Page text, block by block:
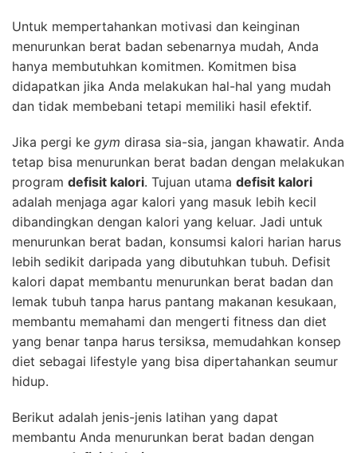
Untuk mempertahankan motivasi dan keinginan
menurunkan berat badan sebenarnya mudah, Anda
hanya membutuhkan komitmen. Komitmen bisa
didapatkan jika Anda melakukan hal-hal yang mudah
dan tidak membebani tetapi memiliki hasil efektif.
Jika pergi ke gym dirasa sia-sia, jangan khawatir. Anda
tetap bisa menurunkan berat badan dengan melakukan
program defisit kalori. Tujuan utama defisit kalori
adalah menjaga agar kalori yang masuk lebih kecil
dibandingkan dengan kalori yang keluar. Jadi untuk
menurunkan berat badan, konsumsi kalori harian harus
lebih sedikit daripada yang dibutuhkan tubuh. Defisit
kalori dapat membantu menurunkan berat badan dan
lemak tubuh tanpa harus pantang makanan kesukaan,
membantu memahami dan mengerti fitness dan diet
yang benar tanpa harus tersiksa, memudahkan konsep
diet sebagai lifestyle yang bisa dipertahankan seumur
hidup.
Berikut adalah jenis-jenis latihan yang dapat
membantu Anda menurunkan berat badan dengan